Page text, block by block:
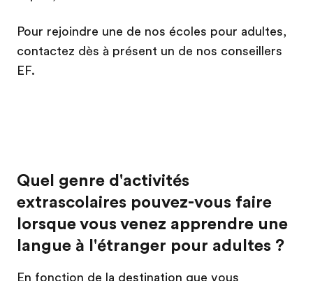
Pour rejoindre une de nos écoles pour adultes,
contactez dès à présent un de nos conseillers
EF.
Quel genre d'activités
extrascolaires pouvez-vous faire
lorsque vous venez apprendre une
langue à l'étranger pour adultes ?
En fonction de la destination que vous